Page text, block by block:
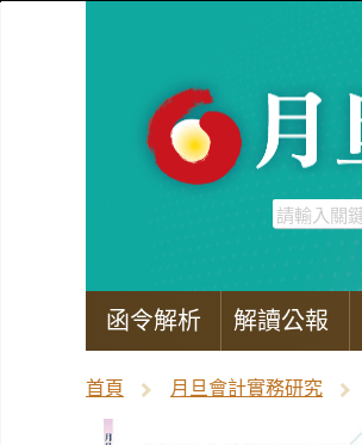
函令解析 解讀公報
首頁 月旦會計實務研究